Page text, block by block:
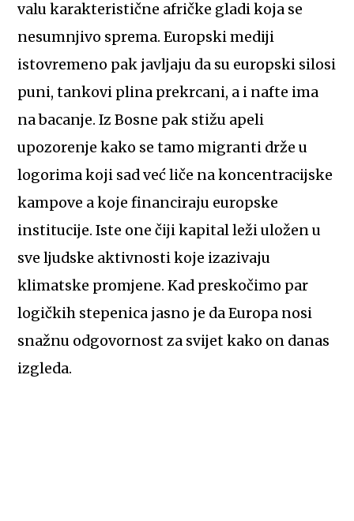
valu karakteristične afričke gladi koja se
nesumnjivo sprema. Europski mediji
istovremeno pak javljaju da su europski silosi
puni, tankovi plina prekrcani, a i nafte ima
na bacanje. Iz Bosne pak stižu apeli
upozorenje kako se tamo migranti drže u
logorima koji sad već liče na koncentracijske
kampove a koje financiraju europske
institucije. Iste one čiji kapital leži uložen u
sve ljudske aktivnosti koje izazivaju
klimatske promjene. Kad preskočimo par
logičkih stepenica jasno je da Europa nosi
snažnu odgovornost za svijet kako on danas
izgleda.